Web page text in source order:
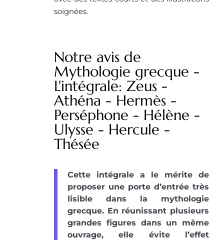
soignées.
Notre avis de
Mythologie grecque -
L'intégrale: Zeus -
Athéna - Hermès -
Perséphone - Hélène -
Ulysse - Hercule -
Thésée
Cette intégrale a le mérite de
proposer une porte d’entrée très
lisible dans la mythologie
grecque. En réunissant plusieurs
grandes figures dans un même
ouvrage, elle évite l’effet